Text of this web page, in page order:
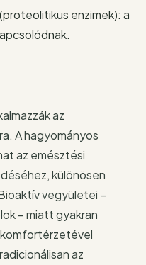
(proteolitikus enzimek): a
az
A hagyományos
az emésztési
különösen
vegyületei –
– miatt gyakran
komfortérzetével
az